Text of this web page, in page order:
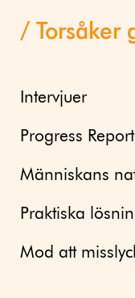
Torsåker
Intervjuer
Progress
Människans
Praktiska
Mod att